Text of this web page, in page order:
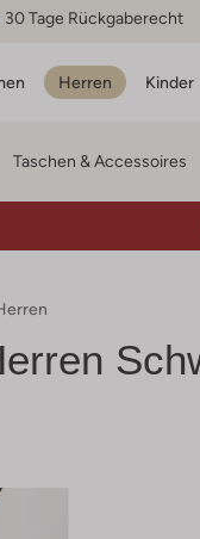
30 Tage Rückgaberecht
Herren Kinder
Taschen & Accessoires